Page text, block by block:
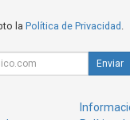
la Política de Privacidad
Enviar